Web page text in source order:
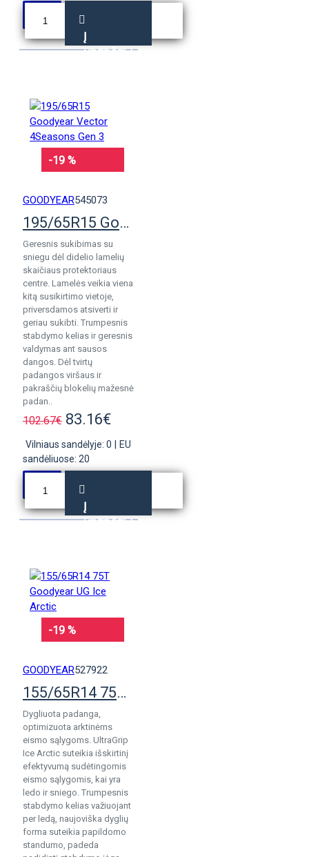
Į
KREPŠELĮ
-19 %
GOODYEAR545073
195/65R15 Goodyear Vector 4Seasons Gen 3
Geresnis sukibimas su
sniegu dėl didelio lamelių
skaičiaus protektoriaus
centre. Lamelės veikia viena
kitą susikirtimo vietoje,
priversdamos atsiverti ir
geriau sukibti. Trumpesnis
stabdymo kelias ir geresnis
valdymas ant sausos
dangos. Dėl tvirtų
padangos viršaus ir
pakraščių blokelių mažesnė
padan..
102.67€ 83.16€
Vilniaus sandėlyje: 0
EU
sandėliuose: 20
Į
KREPŠELĮ
-19 %
GOODYEAR527922
155/65R14 75T Goodyear UG Ice Arctic
Dygliuota padanga,
optimizuota arktinėms
eismo sąlygoms. UltraGrip
Ice Arctic suteikia išskirtinį
efektyvumą sudėtingomis
eismo sąlygomis, kai yra
ledo ir sniego. Trumpesnis
stabdymo kelias važiuojant
per ledą, naujoviška dyglių
forma suteikia papildomo
standumo, padeda